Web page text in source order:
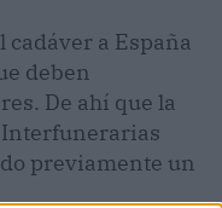
a España
deben
De ahí que la
previamente un